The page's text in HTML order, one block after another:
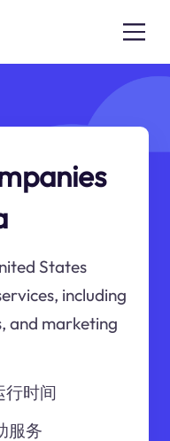
States
including
and marketing
行时间
服务